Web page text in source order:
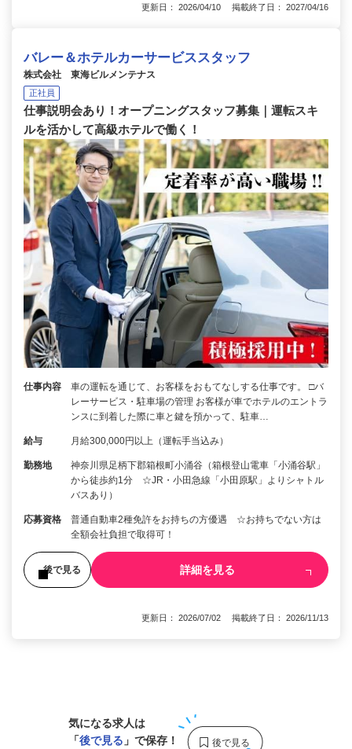
更新日： 2026/04/10 掲載終了日： 2027/04/16
バレー＆ホテルカーサービススタッフ
株式会社 東海ビルメンテナス
正社員
仕事説明会あり！オープニングスタッフ募集｜運転スキ
ルを活かして高級ホテルで働く！
仕事内容
車の運転を通じて、お客様をおもてなしする仕事です。 □バ
レーサービス・駐車場の管理 お客様が車でホテルのエントラ
ンスに到着した際に車と鍵を預かって、駐車…
給与 月給300,000円以上（運転手当込み）
勤務地
神奈川県足柄下郡箱根町小涌谷（箱根登山電車「小涌谷駅」
から徒歩約1分 ☆JR・小田急線「小田原駅」よりシャトル
バスあり）
応募資格
普通自動車2種免許をお持ちの方優遇 ☆お持ちでない方は
全額会社負担で取得可！
後で見る 詳細を見る
更新日： 2026/07/02 掲載終了日： 2026/11/13
気になる求人は
「後で見る 」で保存！